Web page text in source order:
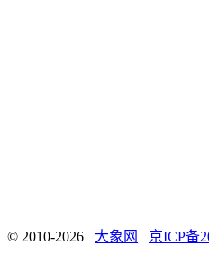
© 2010-2026 大象网 京ICP备